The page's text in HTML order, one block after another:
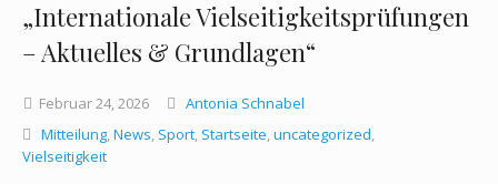
„Internationale Vielseitigkeitsprüfungen
– Aktuelles & Grundlagen“
Februar24,2026
Antonia Schnabel
Mitteilung,News, Sport, Startseite,uncategorized,
Vielseitigkeit